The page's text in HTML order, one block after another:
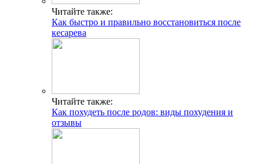
Читайте также:
Как быстро и правильно восстановиться после
кесарева
Читайте также:
Как похудеть после родов: виды похудения и
отзывы